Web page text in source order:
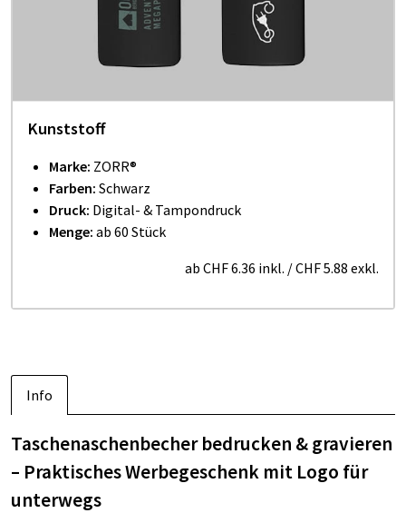
Kunststoff
Marke: ZORR®
Farben: Schwarz
Druck: Digital- & Tampondruck
Menge: ab 60 Stück
ab CHF 6.36 inkl. /CHF 5.88 exkl.
Info
Taschenaschenbecher bedrucken & gravieren
– Praktisches Werbegeschenk mit Logo für
unterwegs